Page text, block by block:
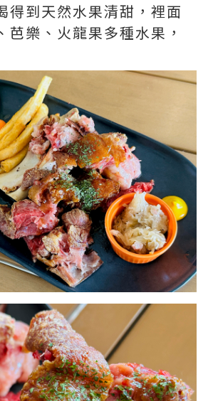
得到天然水果清甜，裡面
芭樂、火龍果多種水果，